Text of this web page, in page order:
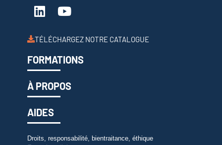
TÉLÉCHARGEZ NOTRE CATALOGUE
FORMATIONS
À PROPOS
AIDES
Droits, responsabilité, bientraitance, éthique